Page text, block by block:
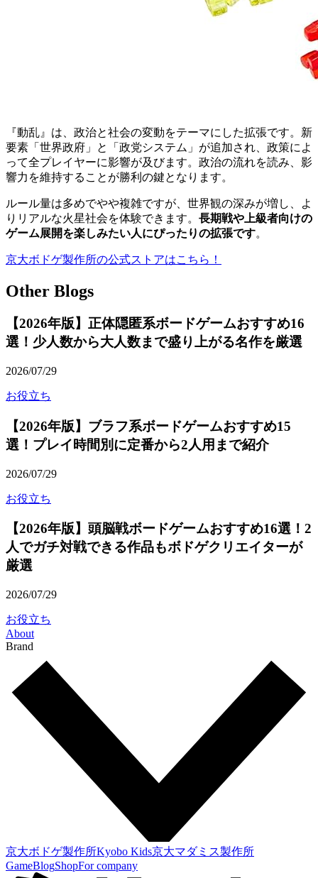
『動乱』は、政治と社会の変動をテーマにした拡張です。新
要素「世界政府」と「政党システム」が追加され、政策によ
って全プレイヤーに影響が及びます。政治の流れを読み、影
響力を維持することが勝利の鍵となります。
ルール量は多めでやや複雑ですが、世界観の深みが増し、よ
りリアルな火星社会を体験できます。 長期戦や上級者向けの
ゲーム展開を楽しみたい人にぴったりの拡張です。
京大ボドゲ製作所の公式ストアはこちら！
Other Blogs
【2026年版】正体隠匿系ボードゲームおすすめ16
選！少人数から大人数まで盛り上がる名作を厳選
2026/07/29
お役立ち
【2026年版】ブラフ系ボードゲームおすすめ15
選！プレイ時間別に定番から2人用まで紹介
2026/07/29
お役立ち
【2026年版】頭脳戦ボードゲームおすすめ16選！2
人でガチ対戦できる作品もボドゲクリエイターが
厳選
2026/07/29
お役立ち
About
Brand
京大ボドゲ製作所Kyobo Kids京大マダミス製作所
GameBlogShopFor company